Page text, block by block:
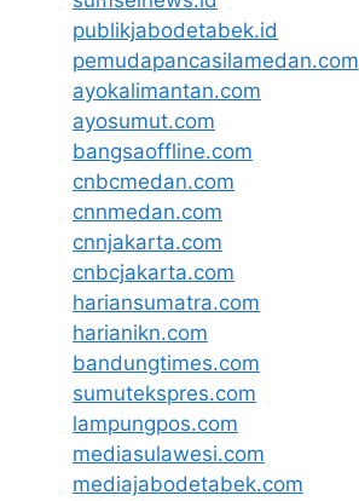
publikjabodetabek.id
pemudapancasilamedan.com
ayokalimantan.com
ayosumut.com
bangsaoffline.com
cnbcmedan.com
cnnmedan.com
cnnjakarta.com
cnbcjakarta.com
hariansumatra.com
harianikn.com
bandungtimes.com
sumutekspres.com
lampungpos.com
mediasulawesi.com
mediajabodetabek.com